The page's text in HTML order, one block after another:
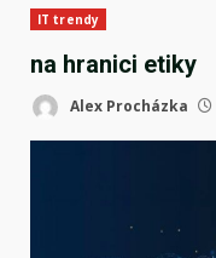
IT trendy
na hranici etiky
Alex Procházka